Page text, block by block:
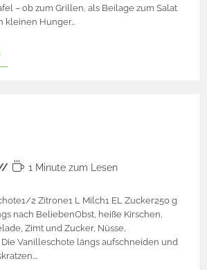
– ob zum Grillen, als Beilage zum Salat
kleinen Hunger…
1 Minute zum Lesen
2 Zitrone1 L Milch1 EL Zucker250 g
nach BeliebenObst, heiße Kirschen,
Zimt und Zucker, Nüsse,
Vanilleschote längs aufschneiden und